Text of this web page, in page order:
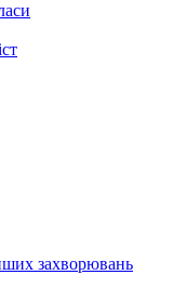
захворювань